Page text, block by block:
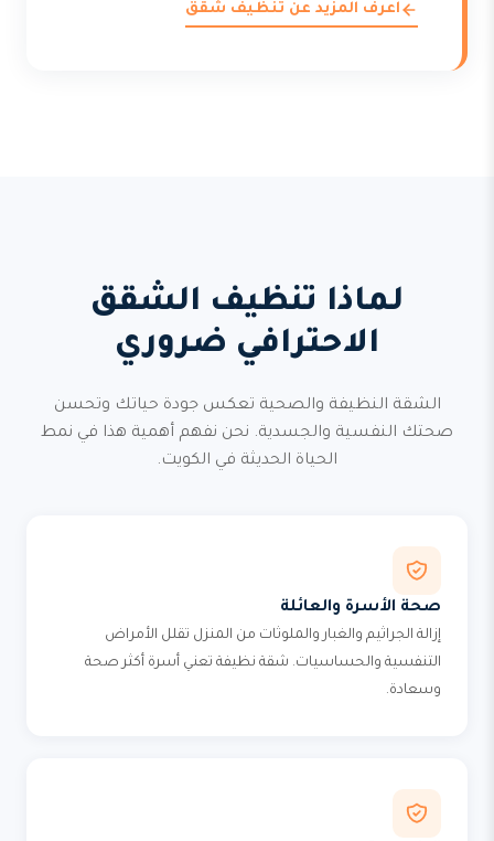
اعرف المزيد عن تنظيف شقق
لماذا تنظيف الشقق
الاحترافي ضروري
الشقة النظيفة والصحية تعكس جودة حياتك وتحسن
صحتك النفسية والجسدية. نحن نفهم أهمية هذا في نمط
الحياة الحديثة في الكويت.
صحة الأسرة والعائلة
إزالة الجراثيم والغبار والملوثات من المنزل تقلل الأمراض
التنفسية والحساسيات. شقة نظيفة تعني أسرة أكثر صحة
وسعادة.